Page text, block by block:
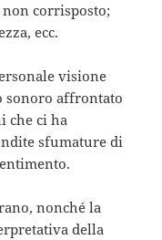
corrisposto;
ecc.
visione
sonoro affrontato
che ci ha
sfumature di
nonché la
della